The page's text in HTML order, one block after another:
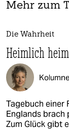
Mehr zum
Die Wahrheit
Heimlich
Tagebuch einer
Englands brach
Zum Glück gibt